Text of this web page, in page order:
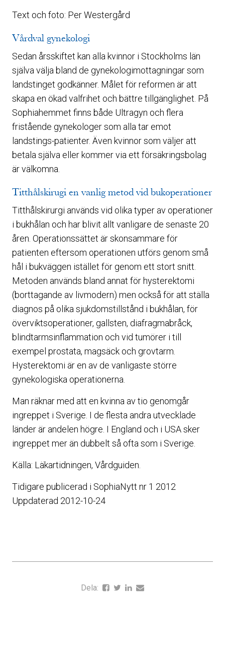
Text och foto: Per Westergård
Vårdval gynekologi
Sedan årsskiftet kan alla kvinnor i Stockholms län
själva välja bland de gynekologimottagningar som
landstinget godkänner. Målet för reformen är att
skapa en ökad valfrihet och bättre tillgänglighet. På
Sophiahemmet finns både Ultragyn och flera
fristående gynekologer som alla tar emot
landstings-patienter. Även kvinnor som väljer att
betala själva eller kommer via ett försäkringsbolag
är välkomna.
Titthålskirugi en vanlig metod vid bukoperationer
Titthålskirurgi används vid olika typer av operationer
i bukhålan och har blivit allt vanligare de senaste 20
åren. Operationssättet är skonsammare för
patienten eftersom operationen utförs genom små
hål i bukväggen istället för genom ett stort snitt.
Metoden används bland annat för hysterektomi
(borttagande av livmodern) men också för att ställa
diagnos på olika sjukdomstillstånd i bukhålan, för
överviktsoperationer, gallsten, diafragmabråck,
blindtarmsinflammation och vid tumörer i till
exempel prostata, magsäck och grovtarm.
Hysterektomi är en av de vanligaste större
gynekologiska operationerna.
Man räknar med att en kvinna av tio genomgår
ingreppet i Sverige. I de flesta andra utvecklade
länder är andelen högre. I England och i USA sker
ingreppet mer än dubbelt så ofta som i Sverige.
Källa: Läkartidningen, Vårdguiden.
Tidigare publicerad i SophiaNytt nr 1 2012
Uppdaterad 2012-10-24
Dela: